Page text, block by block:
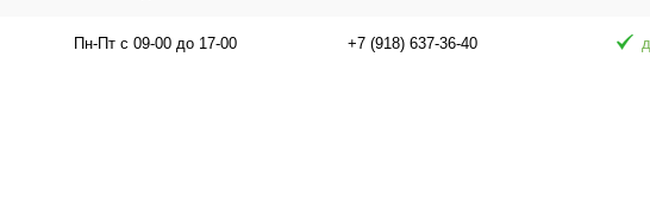
Пн-Пт с 09-00 до 17-00 +7 (918) 637-36-40